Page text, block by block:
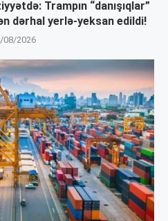
Trampın “danışıqlar”
dərhal yerlə-yeksan edildi!
08/2026